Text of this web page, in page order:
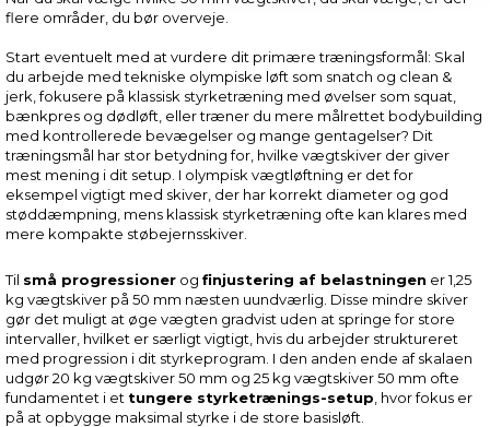
flere områder, du bør overveje.
Start eventuelt med at vurdere dit primære træningsformål: Skal
du arbejde med tekniske olympiske løft som snatch og clean &
jerk, fokusere på klassisk styrketræning med øvelser som squat,
bænkpres og dødløft, eller træner du mere målrettet bodybuilding
med kontrollerede bevægelser og mange gentagelser? Dit
træningsmål har stor betydning for, hvilke vægtskiver der giver
mest mening i dit setup. I olympisk vægtløftning er det for
eksempel vigtigt med skiver, der har korrekt diameter og god
støddæmpning, mens klassisk styrketræning ofte kan klares med
mere kompakte støbejernsskiver.
Til små progressioner og finjustering af belastningen er 1,25
kg vægtskiver på 50 mm næsten uundværlig. Disse mindre skiver
gør det muligt at øge vægten gradvist uden at springe for store
intervaller, hvilket er særligt vigtigt, hvis du arbejder struktureret
med progression i dit styrkeprogram. I den anden ende af skalaen
udgør 20 kg vægtskiver 50 mm og 25 kg vægtskiver 50 mm ofte
fundamentet i et tungere styrketrænings-setup , hvor fokus er
på at opbygge maksimal styrke i de store basisløft.